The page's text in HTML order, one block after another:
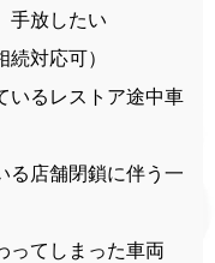
手放したい
対応可）
いるレストア途中車
る店舗閉鎖に伴う一
ってしまった車両